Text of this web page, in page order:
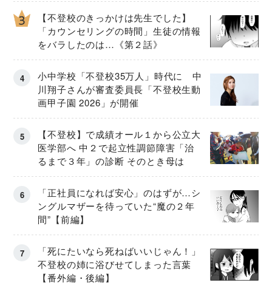
【不登校のきっかけは先生でした】
「カウンセリングの時間」生徒の情報
をバラしたのは…《第２話》
小中学校「不登校35万人」時代に 中
川翔子さんが審査委員長「不登校生動
画甲子園 2026」が開催
【不登校】で成績オール１から公立大
医学部へ 中２で起立性調節障害「治
るまで３年」の診断 そのとき母は
「正社員になれば安心」のはずが…シ
ングルマザーを待っていた“魔の２年
間”【前編】
「死にたいなら死ねばいいじゃん！」
不登校の姉に浴びせてしまった言葉
【番外編・後編】